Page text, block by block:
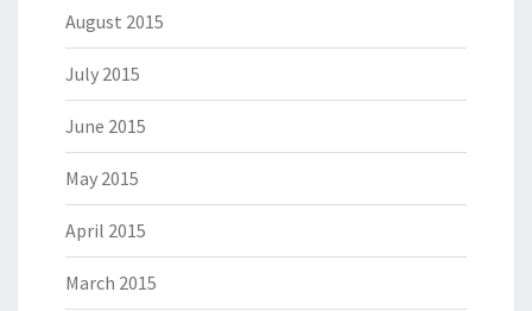
August 2015
July 2015
June 2015
May 2015
April 2015
March 2015